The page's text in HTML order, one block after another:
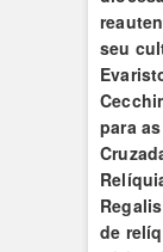
seu
para
de